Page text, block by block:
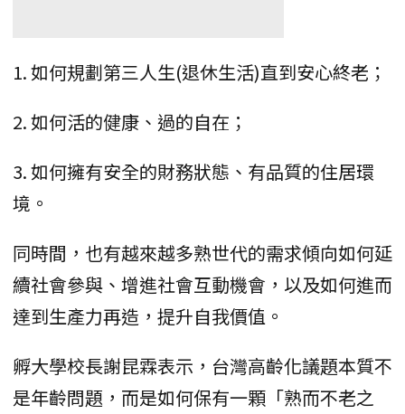
1. 如何規劃第三人生(退休生活)直到安心終老；
2. 如何活的健康、過的自在；
3. 如何擁有安全的財務狀態、有品質的住居環
境。
同時間，也有越來越多熟世代的需求傾向如何延
續社會參與、增進社會互動機會，以及如何進而
達到生產力再造，提升自我價值。
孵大學校長謝昆霖表示，台灣高齡化議題本質不
是年齡問題，而是如何保有一顆「熟而不老之